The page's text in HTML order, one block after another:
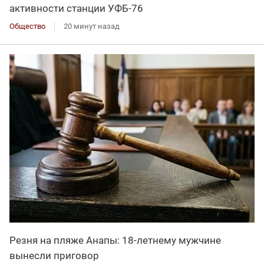
активности станции УФБ-76
Общество 20 минут назад
Резня на пляже Анапы: 18-летнему мужчине
вынесли приговор